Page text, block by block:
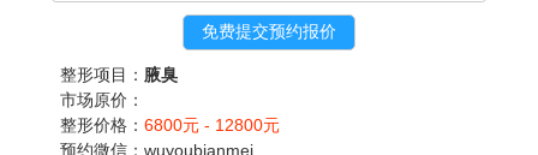
整形项目： 腋臭
市场原价：
整形价格：6800元 - 12800元
预约微信：wuyoubianmei